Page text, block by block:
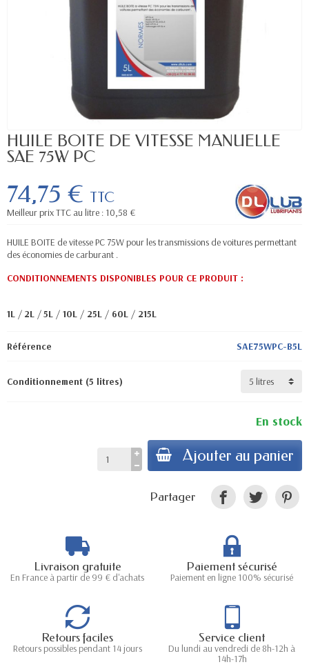
HUILE BOITE DE VITESSE MANUELLE
SAE 75W PC
74,75 € TTC
Meilleur prix TTC au litre : 10,58 €
HUILE BOITE de vitesse PC 75W pour les transmissions de voitures permettant
des économies de carburant .
CONDITIONNEMENTS DISPONIBLES POUR CE PRODUIT :
1L / 2L /5L / 10L / 25L / 60L / 215L
Référence SAE75WPC-B5L
Conditionnement (5 litres)
En stock
Ajouter au panier
Partager
Livraison gratuite
En France à partir de 99 € d'achats
Paiement sécurisé
Paiement en ligne 100% sécurisé
Retours faciles
Retours possibles pendant 14 jours
Service client
Du lundi au vendredi de 8h-12h à
14h-17h